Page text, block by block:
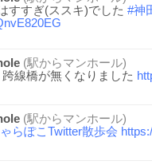
すすぎ(ススキ)でした #神
(駅からマンホール)
線橋が無くなりました
(駅からマンホール)
らぽこTwitter散歩会